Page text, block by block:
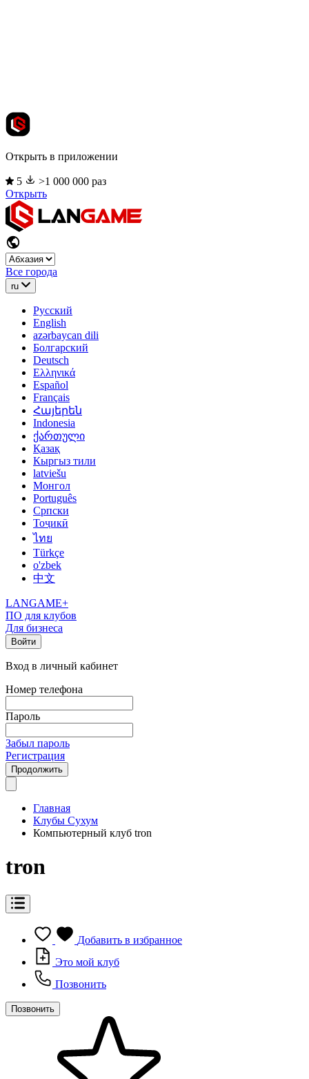
Открыть в приложении
5
>1 000 000 раз
Открыть
Все города
ru
Русский
English
azərbaycan dili
Болгарский
Deutsch
Ελληνικά
Español
Français
Հայերեն
Indonesia
ქართული
Қазақ
Кыргыз тили
latviešu
Монгол
Português
Српски
Тоҷикӣ
ไทย
Türkçe
o'zbek
中文
LANGAME+
ПО для клубов
Для бизнеса
Войти
Вход в личный кабинет
Номер телефона
Пароль
Забыл пароль
Регистрация
Продолжить
Главная
Клубы Сухум
Компьютерный клуб tron
tron
Добавить в избранное
Это мой клуб
Позвонить
Позвонить